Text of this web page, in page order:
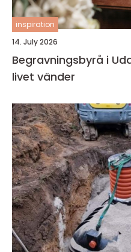
inspiration
14. July 2026
Begravningsbyrå i
livet vänder